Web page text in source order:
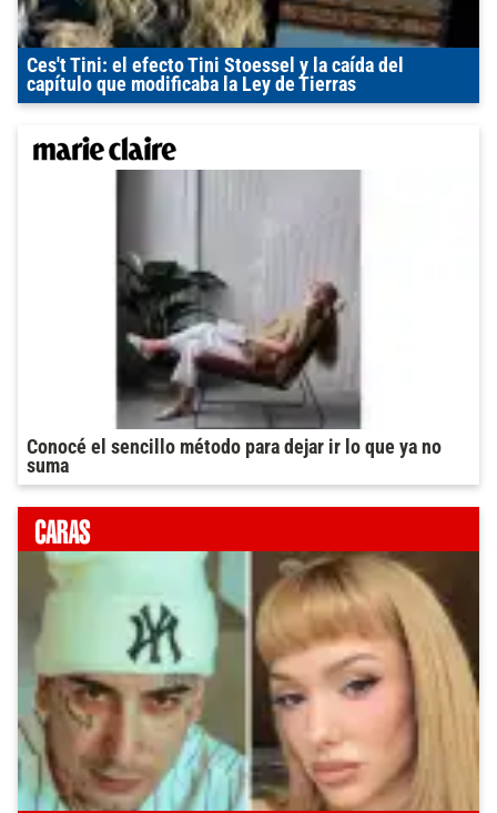
Ces't Tini: el efecto Tini Stoessel y la caída del
capítulo que modificaba la Ley de Tierras
Conocé el sencillo método para dejar ir lo que ya no
suma